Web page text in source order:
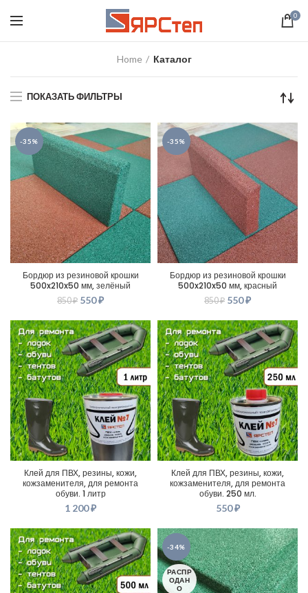
0
Home Каталог
ПОКАЗАТЬ ФИЛЬТРЫ
-35%
Бордюр из резиновой крошки
500x210x50 мм, зелёный
850₽ 550₽
-35%
Бордюр из резиновой крошки
500x210x50 мм, красный
850₽ 550₽
Клей для ПВХ, резины, кожи,
кожзаменителя, для ремонта
обуви. 1 литр
1 200₽
Клей для ПВХ, резины, кожи,
кожзаменителя, для ремонта
обуви. 250 мл.
550₽
-34%
РАСПР
ОДАН
О